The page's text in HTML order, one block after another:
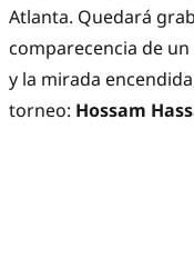
Atlanta. Quedará
comparecencia de
y la mirada
torneo: Hossam